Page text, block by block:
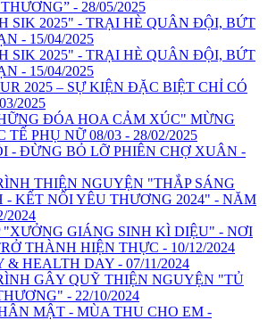
- 28/05/2025
SIK 2025" - TRẠI HÈ QUÂN ĐỘI, BỨT
- 15/04/2025
SIK 2025" - TRẠI HÈ QUÂN ĐỘI, BỨT
- 15/04/2025
2025 – SỰ KIỆN ĐẶC BIỆT CHỈ CÓ
2025
ĐÓA HOA CẢM XÚC" MỪNG
TẾ PHỤ NỮ 08/03 - 28/02/2025
- ĐỪNG BỎ LỠ PHIÊN CHỢ XUÂN -
THIỆN NGUYỆN "THẮP SÁNG
- KẾT NỐI YÊU THƯƠNG 2024" - NĂM
2024
"XƯỞNG GIÁNG SINH KÌ DIỆU" - NƠI
THÀNH HIỆN THỰC - 10/12/2024
& HEALTH DAY - 07/11/2024
GÂY QUỸ THIỆN NGUYỆN "TỦ
- 22/10/2024
MẬT - MÙA THU CHO EM -